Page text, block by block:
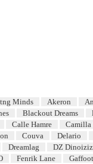
Minds Akeron
Blackout Dreams
Calle Hamre Camilla
Couva Delario
Dreamlag DZ Dinoiziz
Fenrik Lane Gaffoot